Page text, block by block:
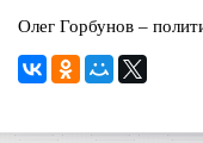
Олег Горбунов –